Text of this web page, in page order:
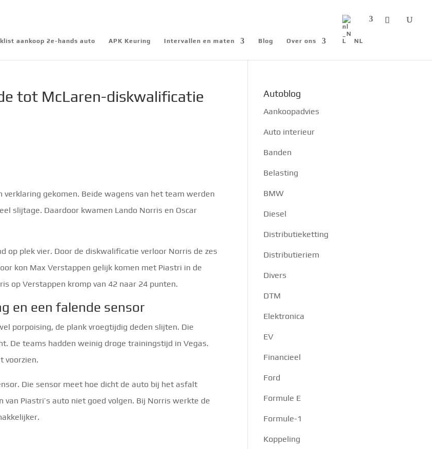
aankoop 2e-hands auto APK Keuring Intervallen en maten Blog Over ons NL
tot McLaren-diskwalificatie
verklaring gekomen. Beide wagens van het team werden
slijtage. Daardoor kwamen Lando Norris en Oscar
op plek vier. Door de diskwalificatie verloor Norris de zes
kon Max Verstappen gelijk komen met Piastri in de
op Verstappen kromp van 42 naar 24 punten.
en een falende sensor
porpoising, de plank vroegtijdig deden slijten. Die
De teams hadden weinig droge trainingstijd in Vegas.
voorzien.
Die sensor meet hoe dicht de auto bij het asfalt
Piastri’s auto niet goed volgen. Bij Norris werkte de
Autoblog
Aankoopadvies
Auto interieur
Banden
Belasting
BMW
Diesel
Distributieketting
Distributieriem
Divers
DTM
Elektronica
EV
Financieel
Ford
Formule E
Formule-1
Koppeling